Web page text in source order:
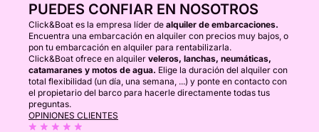
PUEDES CONFIAR EN NOSOTROS
Click&Boat es la empresa líder de alquiler de embarcaciones.
Encuentra una embarcación en alquiler con precios muy bajos, o
pon tu embarcación en alquiler para rentabilizarla.
Click&Boat ofrece en alquiler veleros, lanchas, neumáticas,
catamaranes y motos de agua. Elige la duración del alquiler con
total flexibilidad (un día, una semana, ...) y ponte en contacto con
el propietario del barco para hacerle directamente todas tus
preguntas.
OPINIONES CLIENTES